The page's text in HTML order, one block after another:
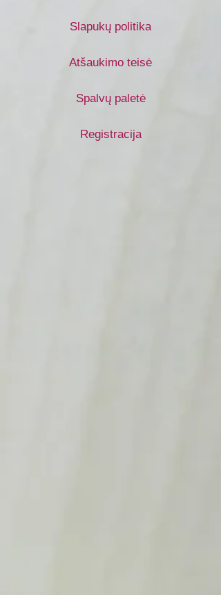
Slapukų politika
Atšaukimo teisė
Spalvų paletė
Registracija